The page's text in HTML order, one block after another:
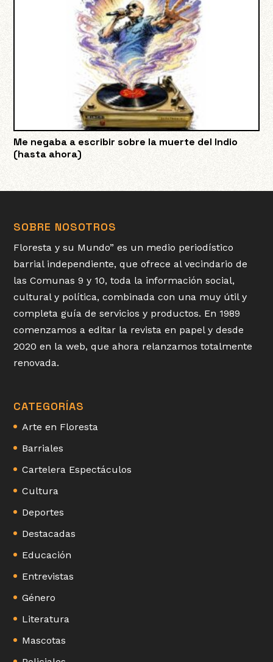
Me negaba a escribir sobre la muerte del Indio
(hasta ahora)
SOBRE NOSOTROS
Floresta y su Mundo” es un medio periodístico
barrial independiente, que ofrece al vecindario de
las Comunas 9 y 10, toda la información social,
cultural y política, combinada con una muy útil y
completa guía de servicios y productos. En 1989
comenzamos a editar la revista en papel y desde
2020 en la web, que ahora relanzamos totalmente
renovada.
CATEGORÍAS
Arte en Floresta
Barriales
Cartelera Espectáculos
Cultura
Deportes
Destacadas
Educación
Entrevistas
Género
Literatura
Mascotas